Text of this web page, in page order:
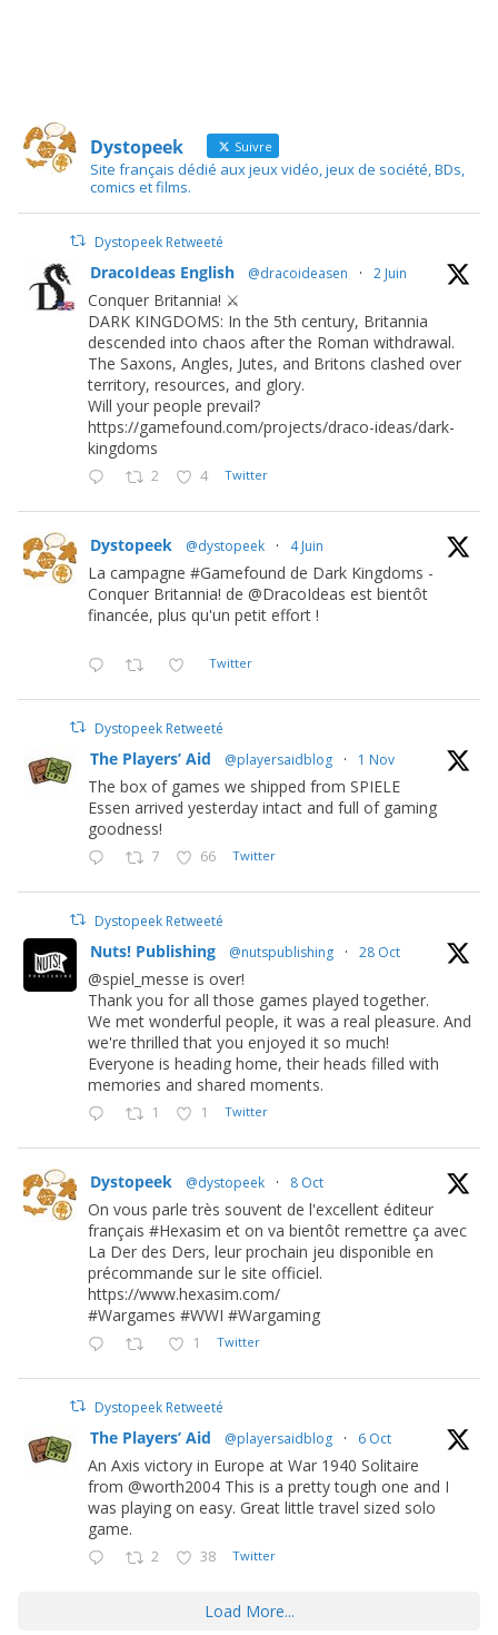
Dystopeek Suivre
Site français dédié aux jeux vidéo, jeux de société, BDs,
comics et films.
Dystopeek Retweeté
DracoIdeas English @dracoideasen · 2 Juin
Conquer Britannia! ⚔️
DARK KINGDOMS: In the 5th century, Britannia
descended into chaos after the Roman withdrawal.
The Saxons, Angles, Jutes, and Britons clashed over
territory, resources, and glory.
Will your people prevail?
https://gamefound.com/projects/draco-ideas/dark-
kingdoms
2 4 Twitter
Dystopeek @dystopeek · 4 Juin
La campagne #Gamefound de Dark Kingdoms -
Conquer Britannia! de @DracoIdeas est bientôt
financée, plus qu'un petit effort !
Twitter
Dystopeek Retweeté
The Players’ Aid @playersaidblog · 1 Nov
The box of games we shipped from SPIELE
Essen arrived yesterday intact and full of gaming
goodness!
7 66 Twitter
Dystopeek Retweeté
Nuts! Publishing @nutspublishing · 28 Oct
@spiel_messe is over!
Thank you for all those games played together.
We met wonderful people, it was a real pleasure. And
we're thrilled that you enjoyed it so much!
Everyone is heading home, their heads filled with
memories and shared moments.
1 1 Twitter
Dystopeek @dystopeek · 8 Oct
On vous parle très souvent de l'excellent éditeur
français #Hexasim et on va bientôt remettre ça avec
La Der des Ders, leur prochain jeu disponible en
précommande sur le site officiel.
https://www.hexasim.com/
#Wargames #WWI #Wargaming
1 Twitter
Dystopeek Retweeté
The Players’ Aid @playersaidblog · 6 Oct
An Axis victory in Europe at War 1940 Solitaire
from @worth2004 This is a pretty tough one and I
was playing on easy. Great little travel sized solo
game.
2 38 Twitter
Load More...